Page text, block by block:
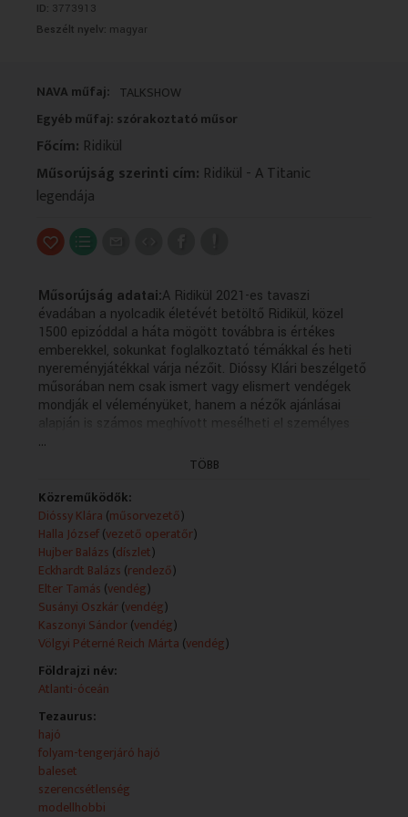
ID: 3773913
Beszélt nyelv: magyar
NAVA műfaj: TALKSHOW
Egyéb műfaj: szórakoztató műsor
Főcím: Ridikül
Műsorújság szerinti cím: Ridikül - A Titanic
legendája
Műsorújság adatai:A Ridikül 2021-es tavaszi
évadában a nyolcadik életévét betöltő Ridikül, közel
1500 epizóddal a háta mögött továbbra is értékes
emberekkel, sokunkat foglalkoztató témákkal és heti
nyereményjátékkal várja nézőit. Dióssy Klári beszélgető
műsorában nem csak ismert vagy elismert vendégek
mondják el véleményüket, hanem a nézők ajánlásai
alapján is számos meghívott mesélheti el személyes
történetét. Szó esik kultúráról, egészségről, családról,
sportteljesîtményekről, a világban elért rangos
csatornán jelentkező műsor nőkhöz és férfiakhoz
egyaránt szól. Érdekes témák, értékes emberek. Ridikül,
minden ami belefér!
Technikai leírás:
A műsorszolgáltatói ismertető forrása változó
(mediaklikk.hu; teletext).
Műsorszolgáltatói ismertető:
A Titanic legendája
történeteit és süllyedésének körülményeit ma is
kutatják. Ebben a Ridikülben történész, kutató,
leszármazott, gyűjtő vendégeinkkel beszélgetünk a
titkairól. Hogyan találták meg a roncsot? Miért olyan
veszélyes lemerülni a Titanichoz? Milyen izgalmas
történeteket rejt? Valóban kettétört? Mi a
legkülönlegesebb eddig felszínre hozott tárgy? Ki volt
Dr. Lengyel Árpád és hogyan kötődik a legendához?
...
TÖBB
Közreműködők:
Dióssy Klára (műsorvezető)
Halla József(vezető operatőr)
Hujber Balázs (díszlet)
Eckhardt Balázs (rendező)
Elter Tamás (vendég)
Susányi Oszkár(vendég)
Kaszonyi Sándor(vendég)
Völgyi Péterné Reich Márta (vendég)
Földrajzi név:
Atlanti-óceán
Tezaurus:
hajó
folyam-tengerjáró hajó
baleset
szerencsétlenség
modellhobbi